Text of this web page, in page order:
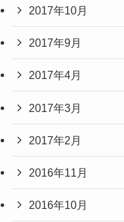
2017年10月
2017年9月
2017年4月
2017年3月
2017年2月
2016年11月
2016年10月